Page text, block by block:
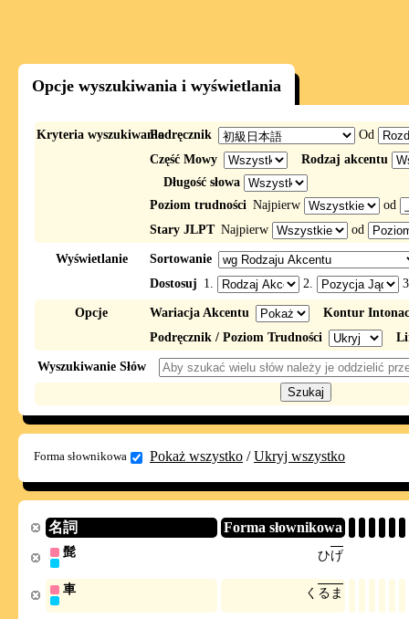
Opcje wyszukiwania i wyświetlania
Kryteria wyszukiwaniaPodręcznik
Od
Część Mowy
Rodzaj akcentu
Długość słowa
Poziom trudności Najpierw
od
Stary JLPT Najpierw od
Wyświetlanie
Sortowanie
Dostosuj 1. 2.
Opcje Wariacja Akcentu
Kontur
Podręcznik / Poziom Trudności
Wyszukiwanie Słów
Forma słownikowa Pokaż wszystko /Ukryj wszystko
名詞 Forma słownikowa
髭 ひげ
車 く る ま